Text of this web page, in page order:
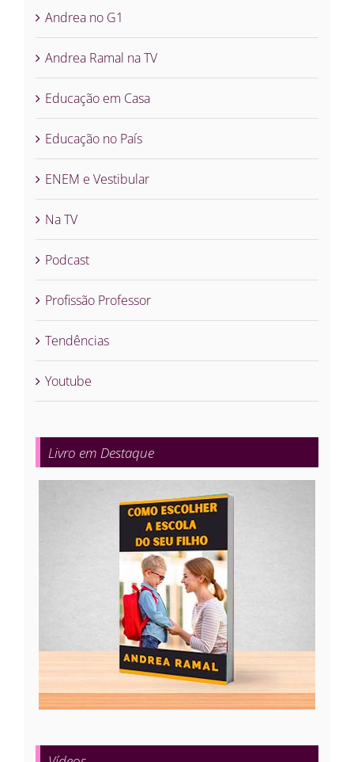
Andrea no G1
Andrea Ramal na TV
Educação em Casa
Educação no País
ENEM e Vestibular
Na TV
Podcast
Profissão Professor
Tendências
Youtube
Livro em Destaque